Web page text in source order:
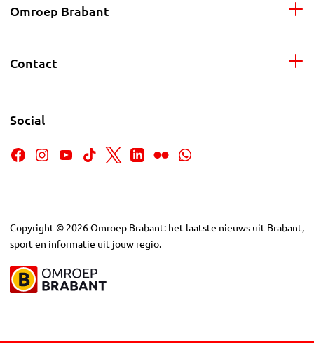
Omroep Brabant
Contact
Social
Copyright © 2026Omroep Brabant: het laatste nieuws uit Brabant,
sport en informatie uit jouw regio.